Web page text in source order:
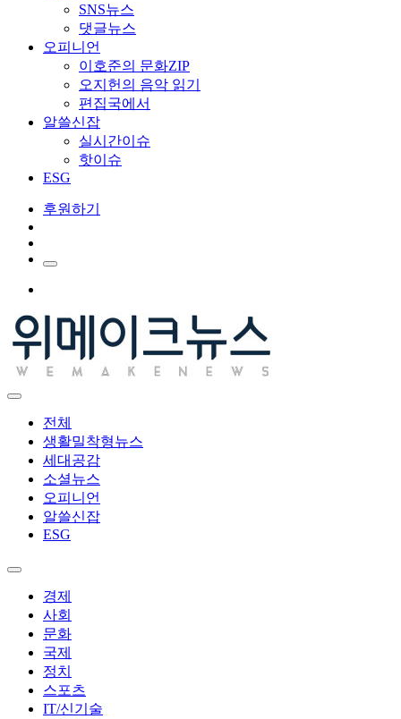
SNS뉴스
댓글뉴스
오피니언
이호준의 문화ZIP
오지헌의 음악 읽기
편집국에서
알쓸신잡
실시간이슈
핫이슈
ESG
후원하기
전체
생활밀착형뉴스
세대공감
소셜뉴스
오피니언
알쓸신잡
ESG
경제
사회
문화
국제
정치
스포츠
IT/신기술